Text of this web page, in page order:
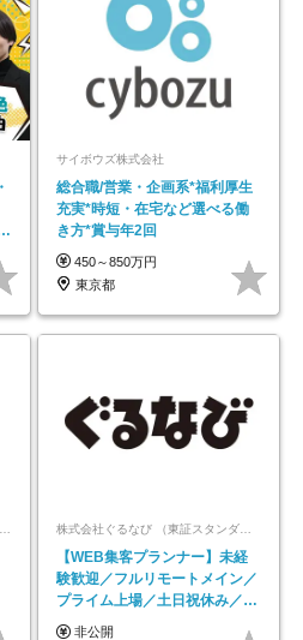
サイボウズ株式会社
総合職/営業・企画系*福利厚生
充実*時短・在宅など選べる働
き方*賞与年2回
450～850万円
東京都
株式会社ぐるなび （東証スタンダード上場）
【WEB集客プランナー】未経
験歓迎／フルリモートメイン／
プライム上場／土日祝休み／東
京・大阪・名古屋
非公開